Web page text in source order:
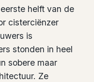
helft van de
cisterciënzer
is
stonden in heel
sobere maar
Ze